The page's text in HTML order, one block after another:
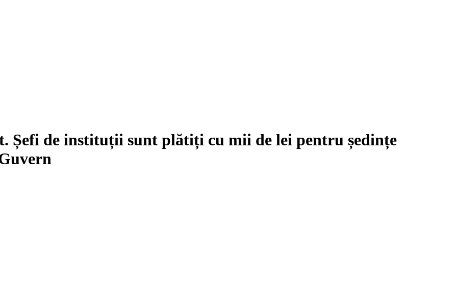
Șefi de instituții sunt plătiți cu mii de lei pentru ședințe